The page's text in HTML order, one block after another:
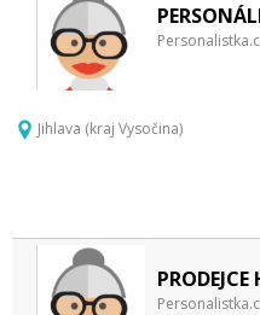
Jihlava (kraj Vysočina)
PRODEJCE